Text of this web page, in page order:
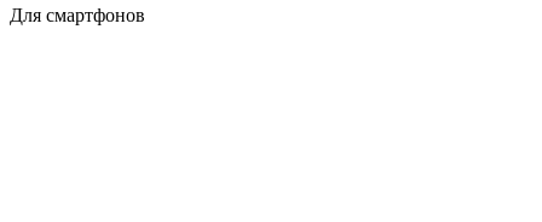
Для смартфонов